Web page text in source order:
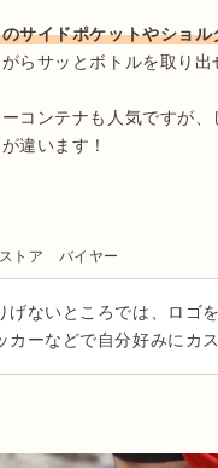
サイドポケットやショ
らサッとボトルを取り
コンテナも人気ですが
違います！
トア バイヤー
げないところでは、ロゴ
カーなどで自分好みにカ